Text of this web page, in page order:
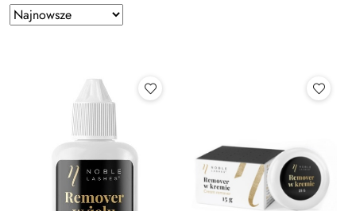
Zastosowano
sortowanie:
Sortuj
według